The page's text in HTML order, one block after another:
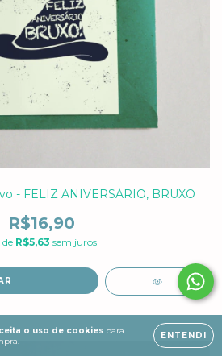
o uso de cookies para
ENTENDI
- FELIZ ANIVERSÁRIO, BRUXO
R$16,90
de R$5,63 sem juros